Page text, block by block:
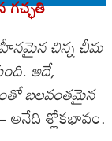
చిన్న చీమ
అదే,
బలవంతమైన
అనేది శ్లోకభావం.